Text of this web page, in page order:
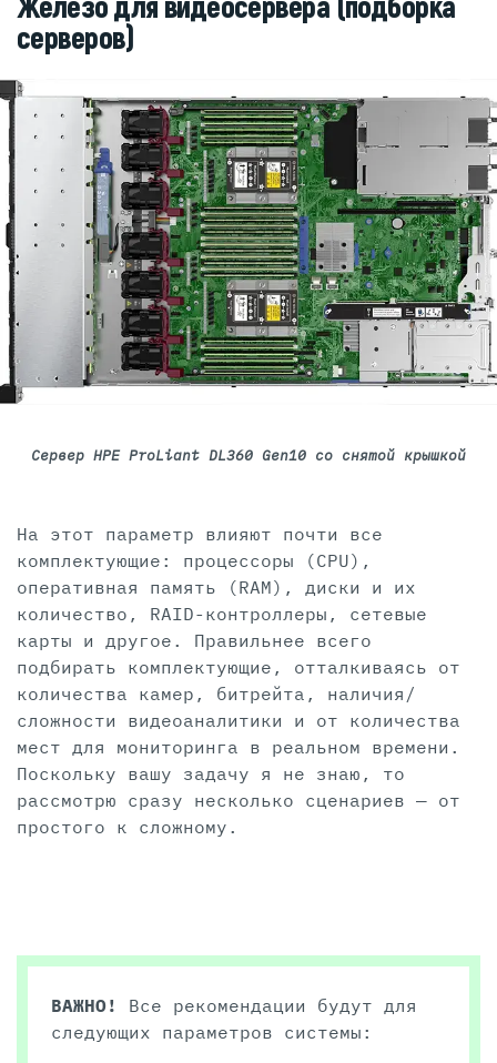
Железо для видеосервера (подборка
серверов)
Сервер HPE ProLiant DL360 Gen10 со снятой крышкой
На этот параметр влияют почти все
комплектующие: процессоры (CPU),
оперативная память (RAM), диски и их
количество, RAID-контроллеры, сетевые
карты и другое. Правильнее всего
подбирать комплектующие, отталкиваясь от
количества камер, битрейта, наличия/
сложности видеоаналитики и от количества
мест для мониторинга в реальном времени.
Поскольку вашу задачу я не знаю, то
рассмотрю сразу несколько сценариев — от
простого к сложному.
ВАЖНО!
Все рекомендации будут для
следующих параметров системы: